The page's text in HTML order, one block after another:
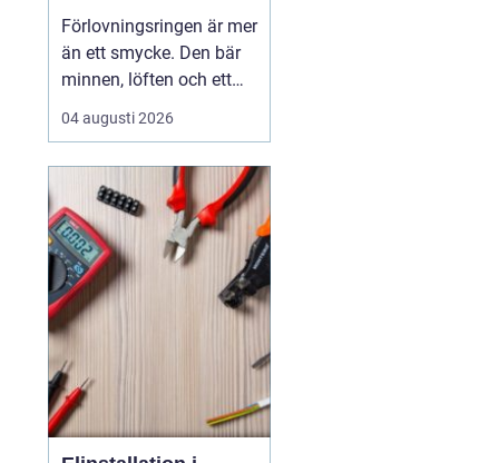
Förlovningsringen är mer
än ett smycke. Den bär
minnen, löften och ett
vardagsliv tillsammans.
Samtidigt innebär valet
vilket material håller
bäst, hur skiljer sig olika
stilar åt och hur hittar
man rätt storlek utan
stress? Med...
04 augusti 2026